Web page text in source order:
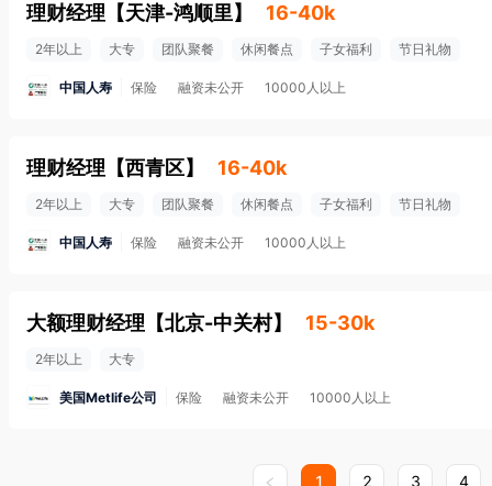
理财经理 【天津-鸿顺里】 16-40k
2年以上 大专 团队聚餐 休闲餐点 子女福利 节日礼物
中国人寿 保险 融资未公开 10000人以上
理财经理 【西青区】 16-40k
2年以上 大专 团队聚餐 休闲餐点 子女福利 节日礼物
中国人寿 保险 融资未公开 10000人以上
大额理财经理 【北京-中关村】 15-30k
2年以上 大专
美国Metlife公司 保险 融资未公开 10000人以上
1 2 3 4